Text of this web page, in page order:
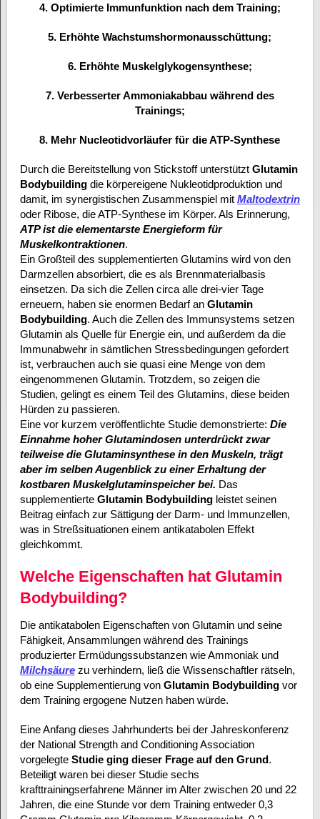
4. Optimierte Immunfunktion nach dem Training;
5. Erhöhte Wachstumshormonausschüttung;
6. Erhöhte Muskelglykogensynthese;
7. Verbesserter Ammoniakabbau während des
Trainings;
8. Mehr Nucleotidvorläufer für die ATP-Synthese
Durch die Bereitstellung von Stickstoff unterstützt Glutamin
Bodybuildingdie körpereigene Nukleotidproduktion und
damit, im synergistischen Zusammenspiel mit Maltodextrin
oder Ribose, die ATP-Synthese im Körper. Als Erinnerung,
ATP ist die elementarste Energieform für
Muskelkontraktionen.
Ein Großteil des supplementierten Glutamins wird von den
Darmzellen absorbiert, die es als Brennmaterialbasis
einsetzen. Da sich die Zellen circa alle drei-vier Tage
erneuern, haben sie enormen Bedarf an Glutamin
Bodybuilding. Auch die Zellen des Immunsystems setzen
Glutamin als Quelle für Energie ein, und außerdem da die
Immunabwehr in sämtlichen Stressbedingungen gefordert
ist, verbrauchen auch sie quasi eine Menge von dem
eingenommenen Glutamin. Trotzdem, so zeigen die
Studien, gelingt es einem Teil des Glutamins, diese beiden
Hürden zu passieren.
Eine vor kurzem veröffentlichte Studie demonstrierte: Die
Einnahme hoher Glutamindosen unterdrückt zwar
teilweise die Glutaminsynthese in den Muskeln, trägt
aber im selben Augenblick zu einer Erhaltung der
kostbaren Muskelglutaminspeicher bei. Das
supplementierte Glutamin Bodybuildingleistet seinen
Beitrag einfach zur Sättigung der Darm- und Immunzellen,
was in Streßsituationen einem antikatabolen Effekt
gleichkommt.
Welche Eigenschaften hat Glutamin
Bodybuilding?
Die antikatabolen Eigenschaften von Glutamin und seine
Fähigkeit, Ansammlungen während des Trainings
produzierter Ermüdungssubstanzen wie Ammoniak und
Milchsäurezu verhindern, ließ die Wissenschaftler rätseln,
ob eine Supplementierung von Glutamin Bodybuildingvor
dem Training ergogene Nutzen haben würde.
Eine Anfang dieses Jahrhunderts bei der Jahreskonferenz
der National Strength and Conditioning Association
vorgelegte Studie ging dieser Frage auf den Grund.
Beteiligt waren bei dieser Studie sechs
krafttrainingserfahrene Männer im Alter zwischen 20 und 22
Jahren, die eine Stunde vor dem Training entweder 0,3